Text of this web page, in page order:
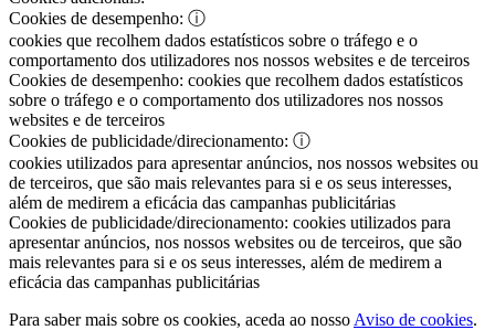
Cookies de desempenho: ⓘ
cookies que recolhem dados estatísticos sobre o tráfego e o
comportamento dos utilizadores nos nossos websites e de terceiros
Cookies de desempenho: cookies que recolhem dados estatísticos
sobre o tráfego e o comportamento dos utilizadores nos nossos
websites e de terceiros
Cookies de publicidade/direcionamento: ⓘ
cookies utilizados para apresentar anúncios, nos nossos websites ou
de terceiros, que são mais relevantes para si e os seus interesses,
além de medirem a eficácia das campanhas publicitárias
Cookies de publicidade/direcionamento: cookies utilizados para
apresentar anúncios, nos nossos websites ou de terceiros, que são
mais relevantes para si e os seus interesses, além de medirem a
eficácia das campanhas publicitárias
Para saber mais sobre os cookies, aceda ao nosso Aviso de cookies.